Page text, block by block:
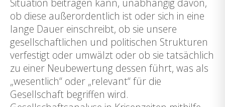
Situation beitragen kann, unabhängig davon,
ob diese außerordentlich ist oder sich in eine
lange Dauer einschreibt, ob sie unsere
gesellschaftlichen und politischen Strukturen
verfestigt oder umwälzt oder ob sie tatsächlich
zu einer Neubewertung dessen führt, was als
„wesentlich“ oder „relevant“ für die
Gesellschaft begriffen wird.